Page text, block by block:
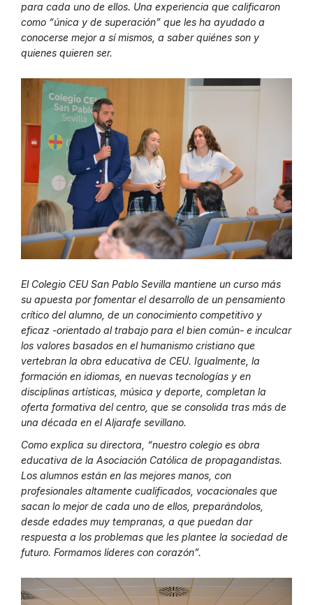
para cada uno de ellos. Una experiencia que calificaron
como “única y de superación” que les ha ayudado a
conocerse mejor a sí mismos, a saber quiénes son y
quienes quieren ser.
El Colegio CEU San Pablo Sevilla mantiene un curso más
su apuesta por fomentar el desarrollo de un pensamiento
crítico del alumno, de un conocimiento competitivo y
eficaz -orientado al trabajo para el bien común- e inculcar
los valores basados en el humanismo cristiano que
vertebran la obra educativa de CEU. Igualmente, la
formación en idiomas, en nuevas tecnologías y en
disciplinas artísticas, música y deporte, completan la
oferta formativa del centro, que se consolida tras más de
una década en el Aljarafe sevillano.
Como explica su directora, “nuestro colegio es obra
educativa de la Asociación Católica de propagandistas.
Los alumnos están en las mejores manos, con
profesionales altamente cualificados, vocacionales que
sacan lo mejor de cada uno de ellos, preparándolos,
desde edades muy tempranas, a que puedan dar
respuesta a los problemas que les plantee la sociedad de
futuro. Formamos líderes con corazón”.